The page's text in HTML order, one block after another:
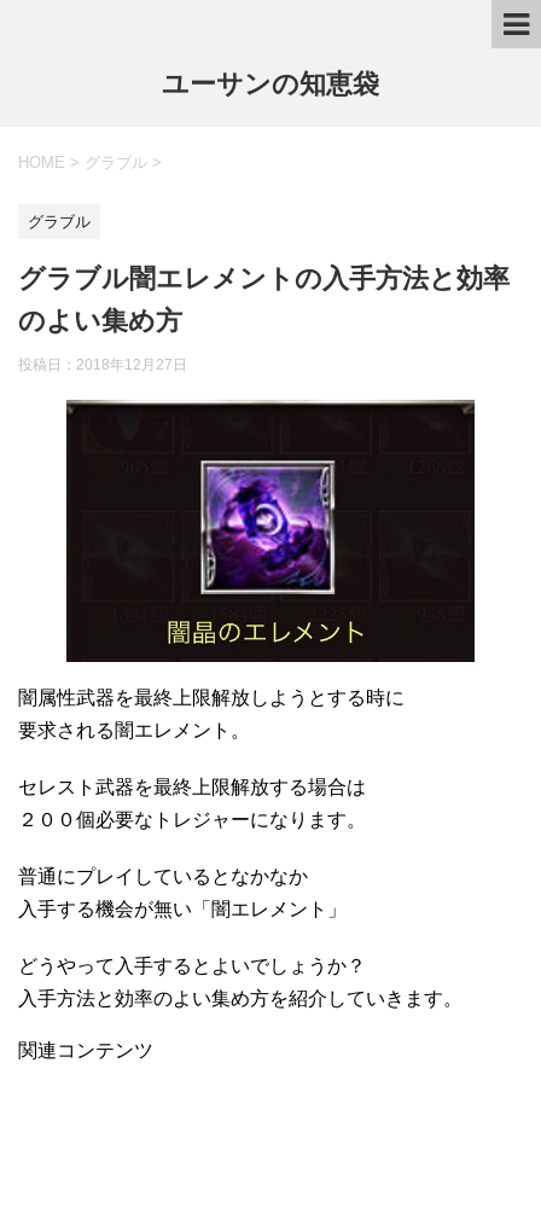
ユーサンの知恵袋
HOME > グラブル >
グラブル
グラブル闇エレメントの入手方法と効率
のよい集め方
投稿日： 2018年12月27日
闇属性武器を最終上限解放しようとする時に
要求される闇エレメント。
セレスト武器を最終上限解放する場合は
２００個必要なトレジャーになります。
普通にプレイしているとなかなか
入手する機会が無い「闇エレメント」
どうやって入手するとよいでしょうか？
入手方法と効率のよい集め方を紹介していきます。
関連コンテンツ